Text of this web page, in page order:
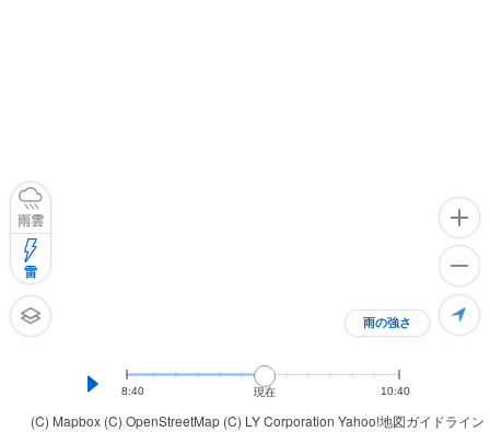
(C) Mapbox (C) OpenStreetMap (C) LY Corporation Yahoo!地図ガイドライン
雨の強さ
雨雲
雷
8:40 現在 10:40